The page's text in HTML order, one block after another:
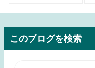
このブログを検索